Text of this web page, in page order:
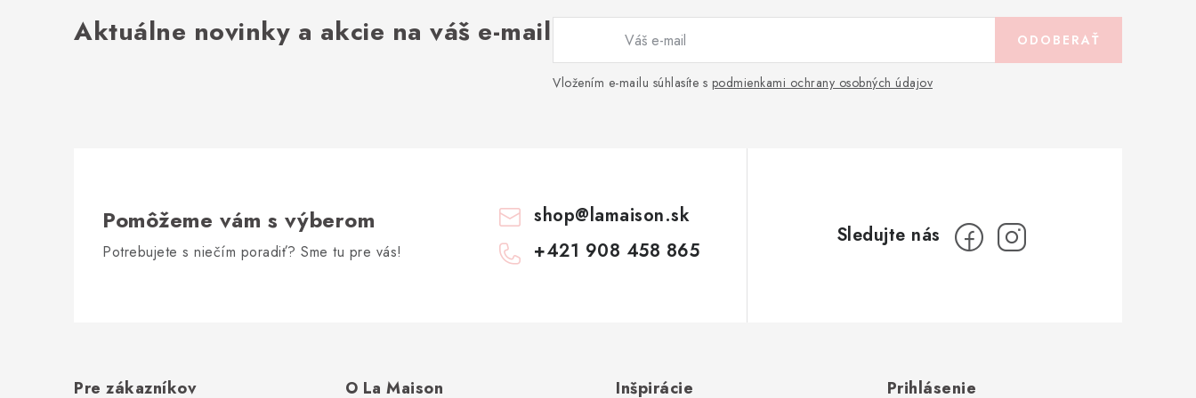
Aktuálne novinky a akcie na váš e-mail
Vložením e-mailu súhlasíte s podmienkami ochrany osobných údajov
ODOBERAŤ
Pomôžeme vám s výberom
Potrebujete s niečím poradiť? Sme tu pre vás!
shop@lamaison.sk
+421 908 458 865
Pre zákazníkov O La Maison Inšpirácie Prihlásenie